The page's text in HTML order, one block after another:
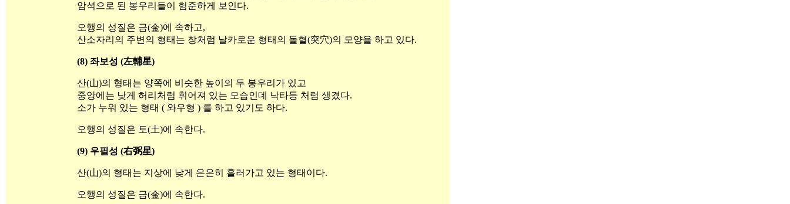
암석으로 된 봉우리들이 험준하게 보인다.
오행의 성질은 금(金)에 속하고,
산소자리의 주변의 형태는 창처럼 날카로운 형태의 돌혈(突穴)의 모양을 하고 있다.
(8) 좌보성 (左輔星)
산(山)의 형태는 양쪽에 비슷한 높이의 두 봉우리가 있고
중앙에는 낮게 허리처럼 휘어져 있는 모습인데 낙타등 처럼 생겼다.
소가 누워 있는 형태 ( 와우형 ) 를 하고 있기도 하다.
오행의 성질은 토(土)에 속한다.
(9) 우필성 (右弼星)
산(山)의 형태는 지상에 낮게 은은히 흘러가고 있는 형태이다.
오행의 성질은 금(金)에 속한다.